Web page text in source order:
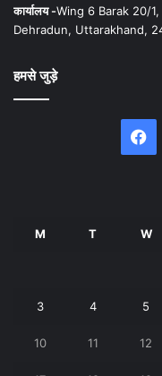
कार्यालय -Wing 6 Barak 20/
Dehradun, Uttarakhand,
हमसे जुड़े
M T W
3 4 5
10 11 12